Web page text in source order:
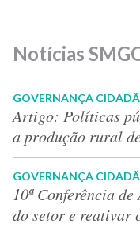
Notícias
GOVERNANÇA
Artigo: Políticas
a produção rural
GOVERNANÇA
10ª Conferência
do setor e reativar